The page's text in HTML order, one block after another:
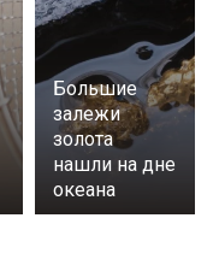
Большие
залежи
золота
нашли на дне
океана